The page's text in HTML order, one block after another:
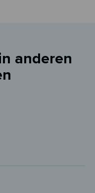
anderen